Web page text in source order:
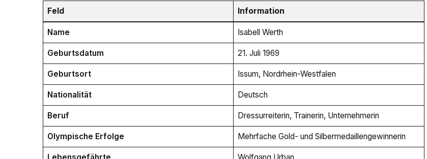
Feld Information
Name Isabell Werth
Geburtsdatum 21. Juli 1969
Geburtsort Issum, Nordrhein-Westfalen
Nationalität Deutsch
Beruf Dressurreiterin, Trainerin, Unternehmerin
Olympische Erfolge Mehrfache Gold- und Silbermedaillengewinnerin